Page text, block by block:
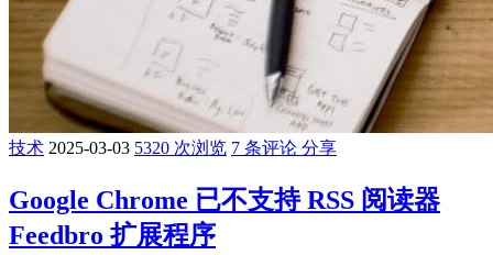
技术 2025-03-03 5320 次浏览 7 条评论 分享
Google Chrome 已不支持 RSS 阅读器
Feedbro 扩展程序